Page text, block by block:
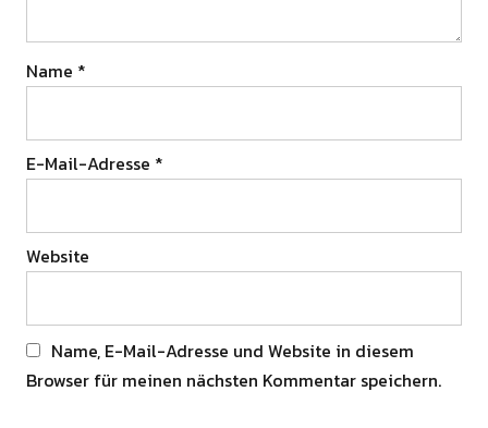
Name *
E-Mail-Adresse *
Website
Name, E-Mail-Adresse und Website in diesem
Browser für meinen nächsten Kommentar speichern.